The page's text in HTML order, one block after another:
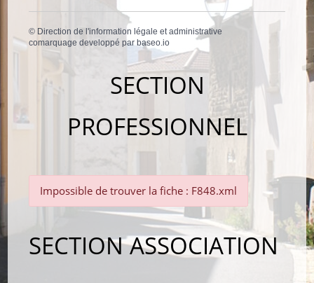
© Direction de l'information légale et administrative
comarquage developpé par baseo.io
SECTION
PROFESSIONNEL
Impossible de trouver la fiche : F848.xml
SECTION ASSOCIATION